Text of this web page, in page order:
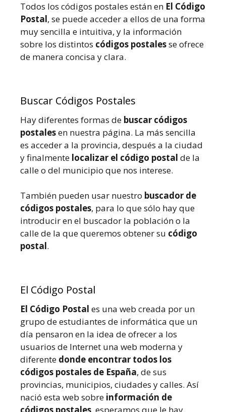
Todos los códigos postales están en El Código
Postal, se puede acceder a ellos de una forma
muy sencilla e intuitiva, y la información
sobre los distintos códigos postalesse ofrece
de manera concisa y clara.
Buscar Códigos Postales
Hay diferentes formas de buscar códigos
postalesen nuestra página. La más sencilla
es acceder a la provincia, después a la ciudad
y finalmente localizar el código postal de la
calle o del municipio que nos interese.
También pueden usar nuestro buscador de
códigos postales, para lo que sólo hay que
introducir en el buscador la población o la
calle de la que queremos obtener su código
postal.
El Código Postal
El Código Postal es una web creada por un
grupo de estudiantes de informática que un
día pensaron en la idea de ofrecer a los
usuarios de Internet una web moderna y
diferente donde encontrar todos los
códigos postales de España, de sus
provincias, municipios, ciudades y calles. Así
nació esta web sobre información de